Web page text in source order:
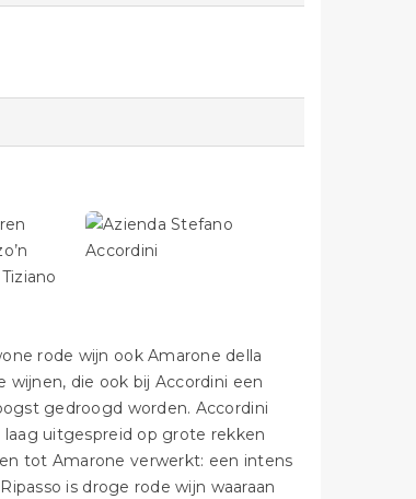
rode wijn ook Amarone della
die ook bij Accordini een
gedroogd worden. Accordini
laag uitgespreid op grote rekken
tot Amarone verwerkt: een intens
is droge rode wijn waaraan